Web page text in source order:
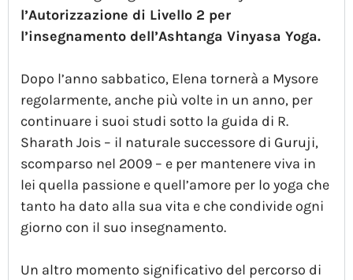
l’Autorizzazione di Livello 2 per
l’insegnamento dell’Ashtanga Vinyasa Yoga.
Dopo l’anno sabbatico, Elena tornerà a Mysore
regolarmente, anche più volte in un anno, per
continuare i suoi studi sotto la guida di R.
Sharath Jois – il naturale successore di Guruji,
scomparso nel 2009 – e per mantenere viva in
lei quella passione e quell’amore per lo yoga che
tanto ha dato alla sua vita e che condivide ogni
giorno con il suo insegnamento.
Un altro momento significativo del percorso di